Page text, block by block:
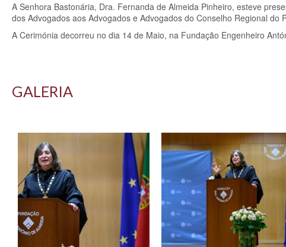
A Senhora Bastonária, Dra. Fernanda de Almeida Pinheiro, esteve
dos Advogados aos Advogados e Advogados do Conselho Regional do
A Cerimónia decorreu no dia 14 de Maio, na Fundação Engenheiro
GALERIA